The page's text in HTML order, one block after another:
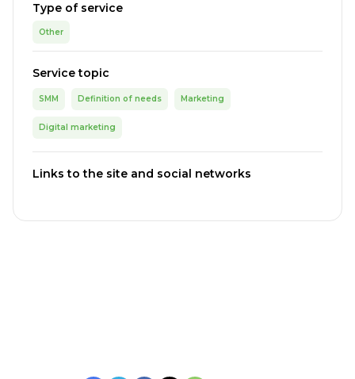
Type of service
Other
Service topic
SMM Definition of needs Marketing
Digital marketing
Links to the site and social networks